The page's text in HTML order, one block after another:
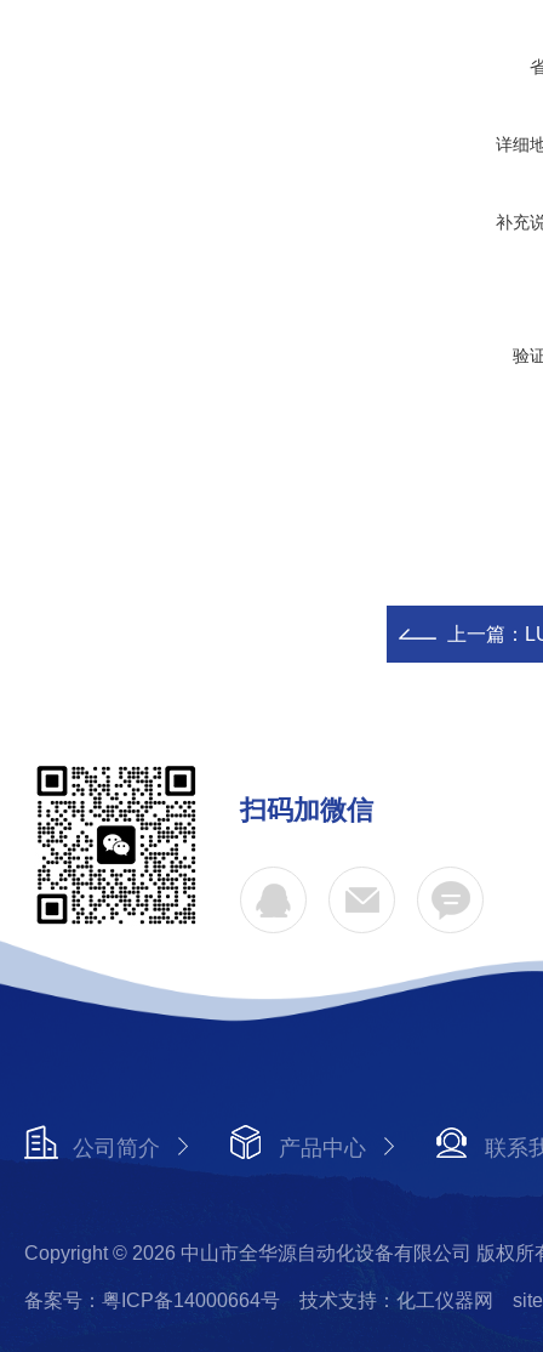
详细
补充
验
上一篇：
扫码加微信
公司简介 产品中心 联系
Copyright © 2026 中山市全华源自动化设备有限公司 版权所
备案号：粤ICP备14000664号 技术支持：化工仪器网